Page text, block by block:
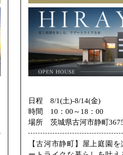
日程 8/1(土)-8/14(金)
時間 10：00～18：00
場所茨城県古河市静町
【古河市静町】屋上庭園